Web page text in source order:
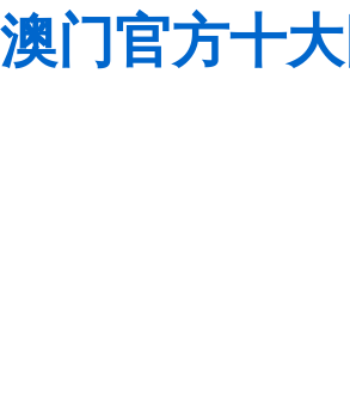
澳门官方十